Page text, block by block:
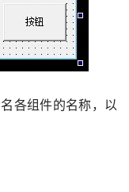
各组件的名称，以